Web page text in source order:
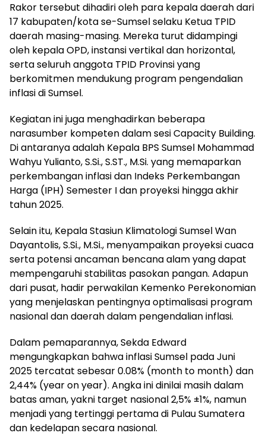
Rakor tersebut dihadiri oleh para kepala daerah dari
17 kabupaten/kota se-Sumsel selaku Ketua TPID
daerah masing-masing. Mereka turut didampingi
oleh kepala OPD, instansi vertikal dan horizontal,
serta seluruh anggota TPID Provinsi yang
berkomitmen mendukung program pengendalian
inflasi di Sumsel.
Kegiatan ini juga menghadirkan beberapa
narasumber kompeten dalam sesi Capacity Building.
Di antaranya adalah Kepala BPS Sumsel Mohammad
Wahyu Yulianto, S.Si., S.ST., M.Si. yang memaparkan
perkembangan inflasi dan Indeks Perkembangan
Harga (IPH) Semester I dan proyeksi hingga akhir
tahun 2025.
Selain itu, Kepala Stasiun Klimatologi Sumsel Wan
Dayantolis, S.Si., M.Si., menyampaikan proyeksi cuaca
serta potensi ancaman bencana alam yang dapat
mempengaruhi stabilitas pasokan pangan. Adapun
dari pusat, hadir perwakilan Kemenko Perekonomian
yang menjelaskan pentingnya optimalisasi program
nasional dan daerah dalam pengendalian inflasi.
Dalam pemaparannya, Sekda Edward
mengungkapkan bahwa inflasi Sumsel pada Juni
2025 tercatat sebesar 0.08% (month to month) dan
2,44% (year on year). Angka ini dinilai masih dalam
batas aman, yakni target nasional 2,5% ±1%, namun
menjadi yang tertinggi pertama di Pulau Sumatera
dan kedelapan secara nasional.